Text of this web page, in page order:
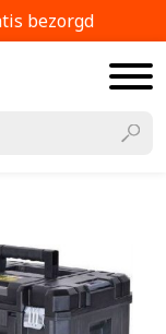
bezorgd